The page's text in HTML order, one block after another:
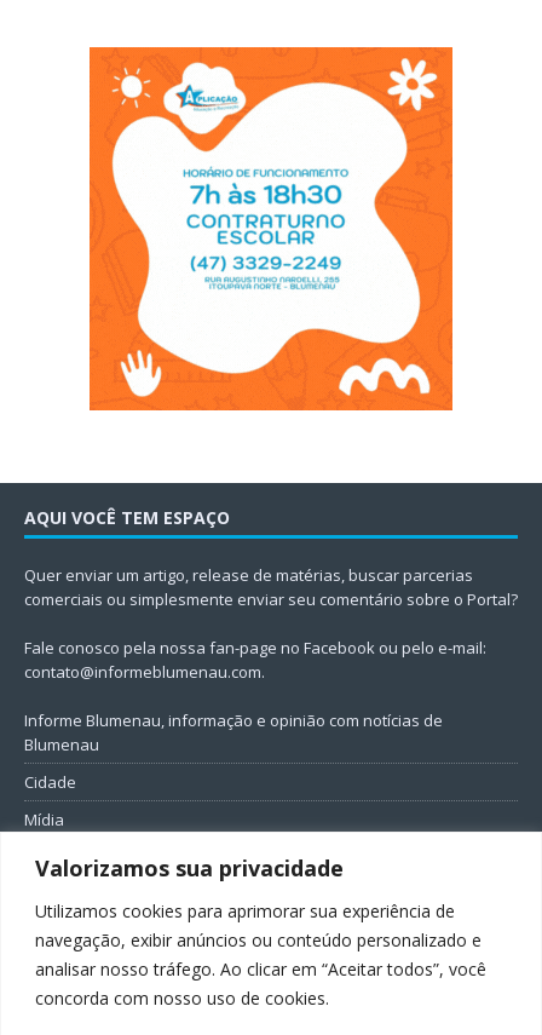
Valorizamos sua privacidade
Utilizamos cookies para aprimorar sua experiência de
navegação, exibir anúncios ou conteúdo personalizado e
analisar nosso tráfego. Ao clicar em “Aceitar todos”, você
concorda com nosso uso de cookies.
AQUI VOCÊ TEM ESPAÇO
Quer enviar um artigo, release de matérias, buscar parcerias
comerciais ou simplesmente enviar seu comentário sobre o Portal?
Fale conosco pela nossa fan-page no Facebook ou pelo e-mail:
contato@informeblumenau.com.
Informe Blumenau, informação e opinião com notícias de
Blumenau
Cidade
Mídia
Entretenimento
Política